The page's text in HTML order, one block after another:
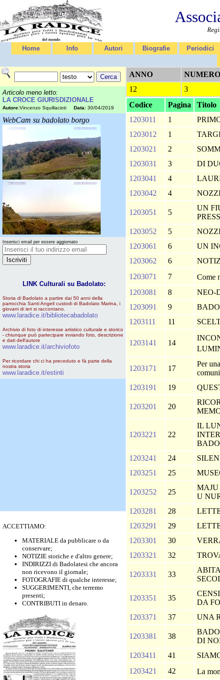
Home Info Autori Biografie Periodici
Articolo meno letto:
LA CROCE GIURISDIZIONALE
Autore:Vincenzo Squillacioti Data: 30/04/2019
WebCam su badolato borgo
Inserisci email per essere aggiornato
LINK Culturali su Badolato:
Storia di Badolato a partire dai 50 anni della
parrocchia Santi Angeli custodi di Badolato Marina, i
giovani di ieri si raccontano.
www.laradice.it/bibliotecabadolato
Archivio di foto di interesse artistico culturale e storico
- chiunque può partecipare inviando foto, descrizione
e dati dell'autore
www.laradice.it/archiviofoto
Per ricordare chi ci ha preceduto e fà parte della
nostra storia
www.laradice.it/estinti
ACCETTIAMO:
MATERIALE da pubblicare o da
conservare;
NOTIZIE storiche e d'altro genere;
INDIRIZZI di Badolatesi che ancora
non ricevono il giornale;
FOTOGRAFIE di qualche interesse;
SUGGERIMENTI, che terremo
presenti;
CONTRIBUTI in denaro.
ANNO
NUMERO
12
3
Codice
Pagina
Titolo
1203011
1
1203012
1
1203021
2
1203031
3
DI
1203041
4
1203042
4
1203051 5
UN
1203052
5
1203061
6
UN
1203062
6
1203071
7
Come
1203081
8
NEO-
1203091
9
1203111
11
1203141 14
1203171 17
Per
1203191
19
1203201 20
1203221 22
IL
1203241
24
1203251
25
1203252 25
U
1203281
28
1203291
29
1203301
30
1203321
32
1203331 33
1203351 35
DA
1203371
37 UNA
1203381 38
DI
1203411
41
1203421
42
La